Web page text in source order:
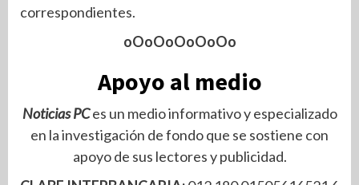
correspondientes.
oOoOoOoOoOo
Apoyo al medio
Noticias PCes un medio informativo y especializado
en la investigación de fondo que se sostiene con
apoyo de sus lectores y publicidad.